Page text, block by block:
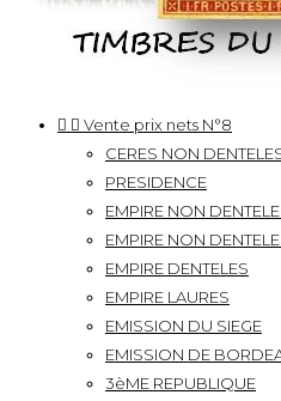
  Vente prix nets N°8
CERES NON
PRESIDENCE
EMPIRE NON
EMPIRE NON
EMPIRE DENTELES
EMPIRE LAURES
EMISSION DU SIEGE
EMISSION DE
3èME REPUBLIQUE